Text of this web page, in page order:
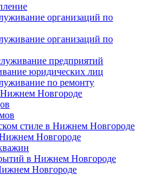
организаций по
организаций по
предприятий
юридических лиц
по ремонту
Новгороде
стиле в Нижнем Новгороде
Новгороде
в Нижнем Новгороде
Новгороде